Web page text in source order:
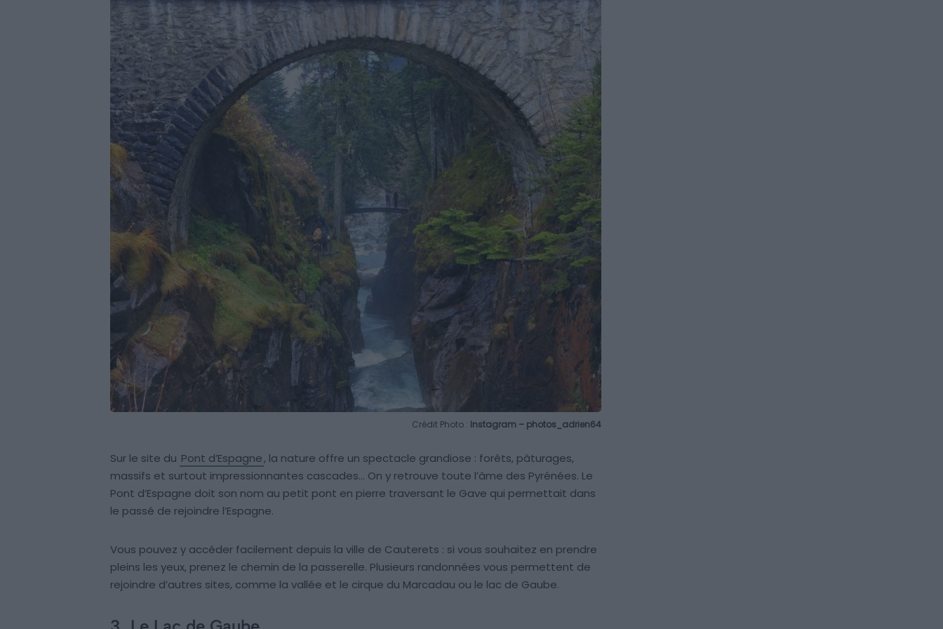
Crédit Photo : Instagram – photos_adrien64
Sur le site du Pont d’Espagne, la nature offre un spectacle grandiose : forêts, pâturages,
massifs et surtout impressionnantes cascades… On y retrouve toute l’âme des Pyrénées. Le
Pont d’Espagne doit son nom au petit pont en pierre traversant le Gave qui permettait dans
le passé de rejoindre l’Espagne.
Vous pouvez y accéder facilement depuis la ville de Cauterets : si vous souhaitez en prendre
pleins les yeux, prenez le chemin de la passerelle. Plusieurs randonnées vous permettent de
rejoindre d’autres sites, comme la vallée et le cirque du Marcadau ou le lac de Gaube.